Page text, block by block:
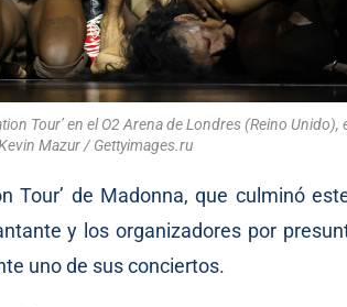
Tour’ en el O2 Arena de Londres (Reino
Mazur / Gettyimages.ru
Tour’ de Madonna, que culminó
y los organizadores por
uno de sus conciertos.